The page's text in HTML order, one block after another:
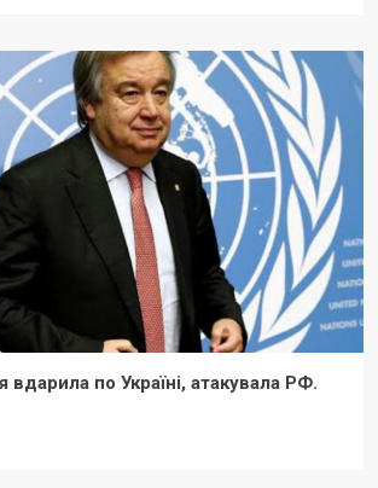
вдарила по Україні, атакувала РФ.